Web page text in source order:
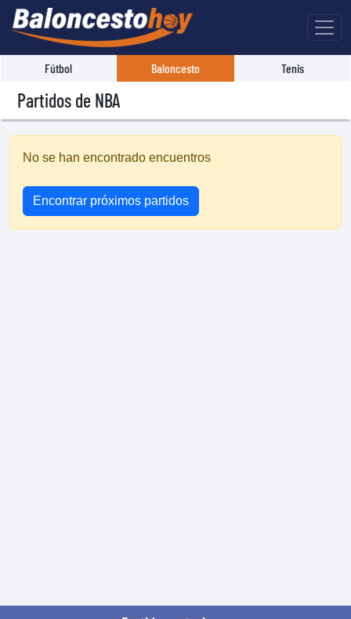
Fútbol Baloncesto Tenis
Partidos de NBA
No se han encontrado encuentros
Encontrar próximos partidos